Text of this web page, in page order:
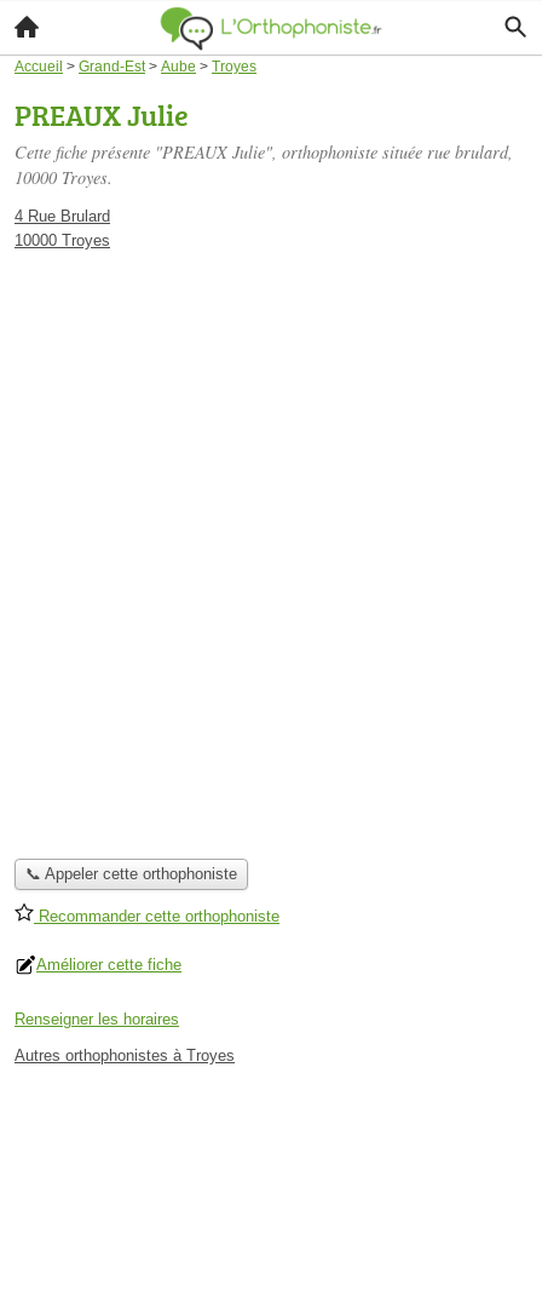
Accueil > Grand-Est> Aube > Troyes
PREAUX Julie
Cette fiche présente "PREAUX Julie", orthophoniste située rue brulard,
10000 Troyes.
4 Rue Brulard
10000 Troyes
📞 Appeler cette orthophoniste
Recommander cette orthophoniste
Améliorer cette fiche
Renseigner les horaires
Autres orthophonistes à Troyes